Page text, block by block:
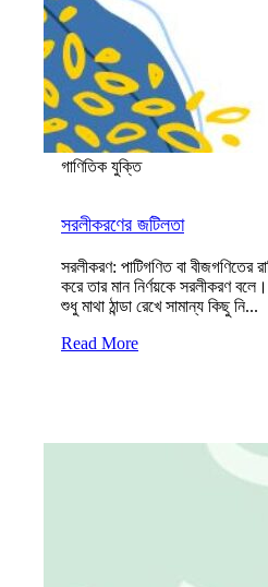
গাণিতিক যুক্তি
সরলীকরণের জটিলতা
সরলীকরণ: পাটিগণিত বা বীজগণিতের
করে তার মান নির্ণয়কে সরলীকরণ
শুধু মাথা ঠান্ডা রেখে সামান্য কিছু নি...
Read More